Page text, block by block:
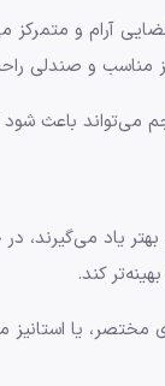
آرام و متمرکز
مناسب و صندلی
باعث
یاد می‌گیرند،
کند.
مختصر، یا